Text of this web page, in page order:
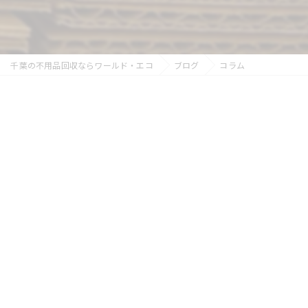
千葉の不用品回収ならワールド・エコ ブログ コラム